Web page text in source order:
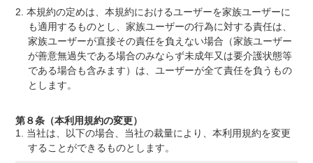
本規約の定めは、本規約におけるユーザーを家族ユーザーに
も適用するものとし、家族ユーザーの行為に対する責任は、
家族ユーザーが直接その責任を負えない場合（家族ユーザー
が善意無過失である場合のみならず未成年又は要介護状態等
である場合も含みます）は、ユーザーが全て責任を負うもの
とします。
第８条（本利用規約の変更）
当社は、以下の場合、当社の裁量により、本利用規約を変更
することができるものとします。